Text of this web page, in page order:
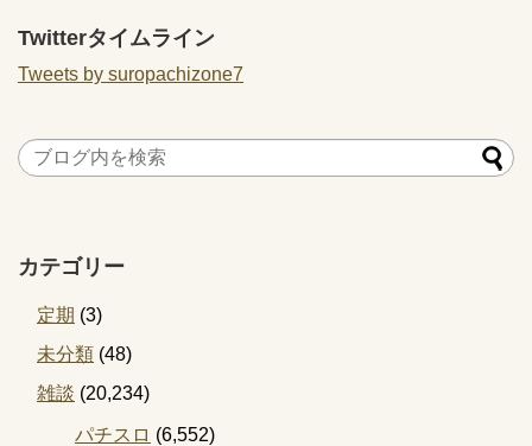
Twitterタイムライン
Tweets by suropachizone7
カテゴリー
定期 (3)
未分類 (48)
雑談 (20,234)
パチスロ (6,552)